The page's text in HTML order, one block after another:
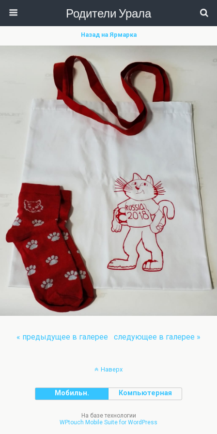
Родители Урала
Назад на Ярмарка
« предыдущее в галерее следующее в галерее »
Наверх
Мобильн. Компьютерная
На базе технологии
WPtouch Mobile Suite for WordPress